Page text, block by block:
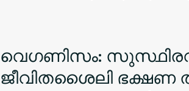
വെഗണിസം:
ജീവിതശൈലി ഭക്ഷണ